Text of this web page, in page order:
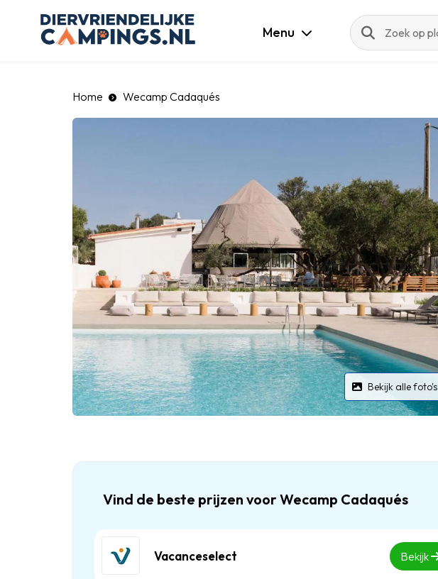
Menu
Zoeken
Home Wecamp Cadaqués
Bekijk alle foto's
Vind de beste prijzen voor Wecamp Cadaqués
Vacanceselect Bekijk